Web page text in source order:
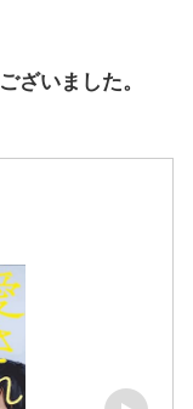
ざいました。